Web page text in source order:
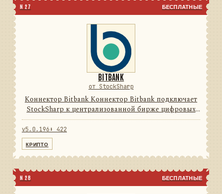
N 27 БЕСПЛАТНЫЕ
BITBANK
от StockSharp
Коннектор Bitbank Коннектор Bitbank подключает
StockSharp к централизованной бирже цифровых
активов. Он переводит данные и операции
провайдера в единую модель сообщений
StockSharp, поэтому приложения ...
v5.0.196 ⬇ 422
КРИПТО
N 28 БЕСПЛАТНЫЕ